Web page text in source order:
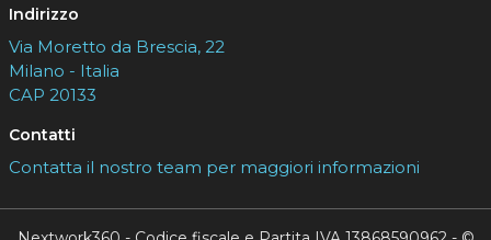
Indirizzo
Via Moretto da Brescia, 22
Milano - Italia
CAP 20133
Contatti
Contatta il nostro team per maggiori informazioni